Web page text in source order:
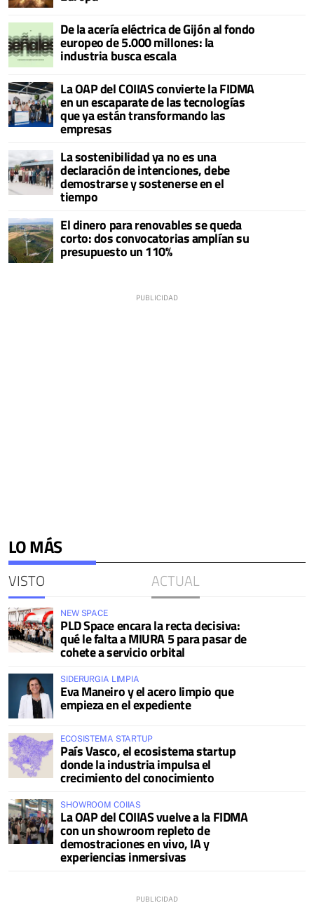
De la acería eléctrica de Gijón al fondo
europeo de 5.000 millones: la
industria busca escala
La OAP del COIIAS convierte la FIDMA
en un escaparate de las tecnologías
que ya están transformando las
empresas
La sostenibilidad ya no es una
declaración de intenciones, debe
demostrarse y sostenerse en el
tiempo
El dinero para renovables se queda
corto: dos convocatorias amplían su
presupuesto un 110%
LO MÁS
VISTO ACTUAL
NEW SPACE
PLD Space encara la recta decisiva:
qué le falta a MIURA 5 para pasar de
cohete a servicio orbital
SIDERURGIA LIMPIA
Eva Maneiro y el acero limpio que
empieza en el expediente
ECOSISTEMA STARTUP
País Vasco, el ecosistema startup
donde la industria impulsa el
crecimiento del conocimiento
SHOWROOM COIIAS
La OAP del COIIAS vuelve a la FIDMA
con un showroom repleto de
demostraciones en vivo, IA y
experiencias inmersivas